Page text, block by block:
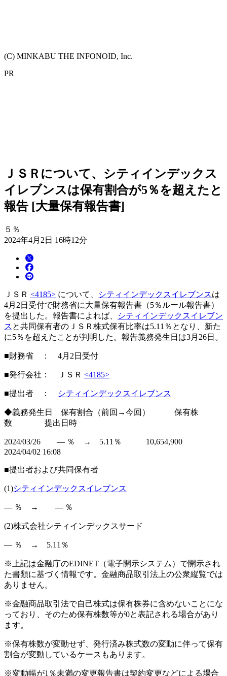
(C) MINKABU THE INFONOID, Inc.
PR
ＪＳＲについて、シティインデックス
イレブンスは保有割合が5％を超えたと
報告 [大量保有報告書]
５％
2024年4月2日 16時12分
ＪＳＲ <4185> について、 シティインデックスイレブンスは
4月2日受付で財務省に大量保有報告書（5％ルール報告書）
を提出した。報告書によれば、
シティインデックスイレブン
ス と共同保有者のＪＳＲ株式保有比率は5.11％となり、新た
に5％を超えたことが判明した。報告義務発生日は3月26日。
■財務省 ： 4月2日受付
■発行会社： ＪＳＲ <4185>
■提出者 ： シティインデックスイレブンス
◆義務発生日 保有割合（前回→今回） 保有株
数 提出日時
2024/03/26 ― ％ → 5.11％ 10,654,900
2024/04/02 16:08
■提出者および共同保有者
(1)シティインデックスイレブンス
― ％ → ― ％
(2)株式会社シティインデックスサード
― ％ → 5.11％
※上記は金融庁のEDINET（電子開示システム）で開示され
た書類に基づく情報です。金融商品取引法上の公衆縦覧では
ありません。
※金融商品取引法で自己株式は保有株券に含めないことにな
っており、そのため保有株数等が0と表記される場合があり
ます。
※保有株数が変動せず、発行済み株式数の変動に伴って保有
割合が変動しているケースもあります。
※変動幅が1％未満の変更報告書は契約変更などによる場合